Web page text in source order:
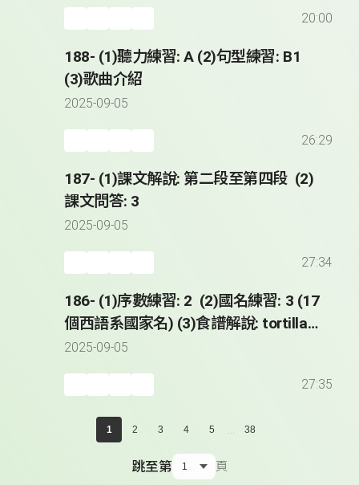
20:00
188- (1)聽力練習: A (2)句型練習: B1
(3)歌曲介紹
2025-09-05
26:29
187- (1)課文解說: 第二段至第四段 (2)
課文問答: 3
2025-09-05
27:34
186- (1)序數練習: 2 (2)國名練習: 3 (17
個西語系國家名) (3)食譜解說: tortilla
de patatas (4)課文解說: 第一段
2025-09-05
27:35
1 2 3 4 5 ... 38
跳至第 頁